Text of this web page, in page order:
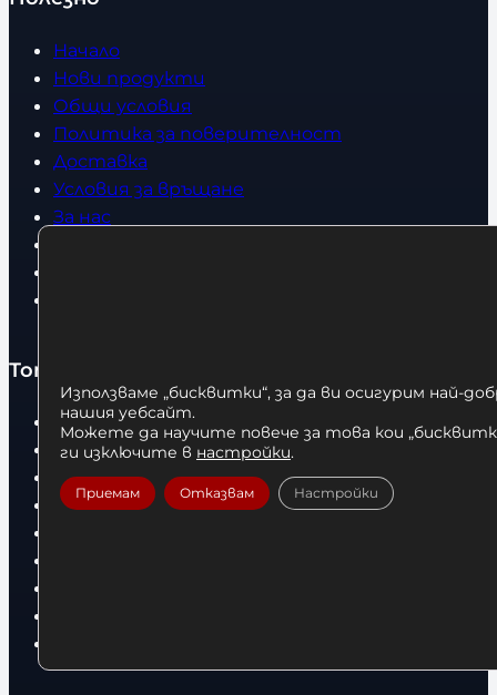
Начало
Нови продукти
Общи условия
Политика за поверителност
Доставка
Условия за връщане
За нас
Топ категории
Бокс
Боксови чували
Боксови ръкавици
Дрехи
Използваме „бисквитки“, за да ви осигурим най-
нашия уебсайт.
Можете да научите повече за това кои
ги изключите в настройки.
Приемам Отказвам Настройки